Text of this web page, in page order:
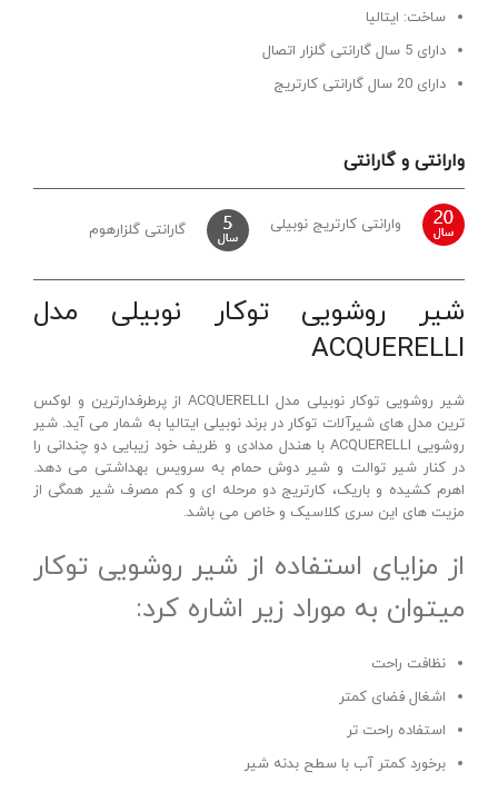
ساخت: ایتالیا
دارای 5 سال گارانتی گلزار اتصال
دارای 20 سال گارانتی کارتریج
وارانتی و گارانتی
وارانتی کارتریج نوبیلی گارانتی گلزارهوم
شیر روشویی توکار نوبیلی مدل
ACQUERELLI
شیر روشویی توکار نوبیلی مدل ACQUERELLI از پرطرفدارترین و لوکس
ترین مدل های شیرآلات توکار در برند نوبیلی ایتالیا به شمار می آید. شیر
روشویی ACQUERELLI با هندل مدادی و ظریف خود زیبایی دو چندانی را
در کنار شیر توالت و شیر دوش حمام به سرویس بهداشتی می دهد.
اهرم کشیده و باریک، کارتریج دو مرحله ای و کم مصرف شیر همگی از
مزیت های این سری کلاسیک و خاص می باشد.
از مزایای استفاده از شیر روشویی توکار
میتوان به موراد زیر اشاره کرد:
نظافت راحت
اشغال فضای کمتر
استفاده راحت تر
برخورد کمتر آب با سطح بدنه شیر